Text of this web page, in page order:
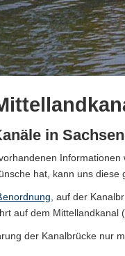
in
hat, kann uns diese
, auf der
auf dem Mittellandkanal
der Kanalbrücke nur